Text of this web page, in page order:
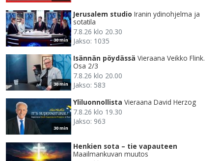
30 min
Jerusalem studio Iranin ydinohjelma ja
sotatila
7.8.26 klo 20.30
Jakso: 1035
30 min
Isännän pöydässä Vieraana Veikko Flink.
Osa 2/3
7.8.26 klo 20.00
Jakso: 583
30 min
Yliluonnollista Vieraana David Herzog
7.8.26 klo 19.30
Jakso: 963
Henkien sota – tie vapauteen
Maailmankuvan muutos